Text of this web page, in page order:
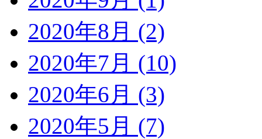
2020年8月 (2)
2020年7月 (10)
2020年6月 (3)
2020年5月 (7)